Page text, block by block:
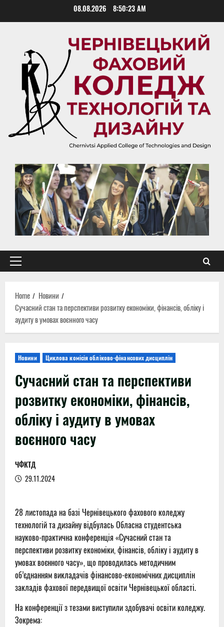
08.08.2026 8:50:23 AM
Primary
Home
Новини
Сучасний стан та перспективи розвитку економіки, фінансів, обліку і
аудиту в умовах воєнного часу
Новини Циклова комісія обліково-фінансових дисциплін
Сучасний стан та перспективи
розвитку економіки, фінансів,
обліку і аудиту в умовах
воєнного часу
ЧФКТД
29.11.2024
28 листопада на базі Чернівецького фахового коледжу
технологій та дизайну відбулась Обласна студентська
науково-практична конференція «Сучасний стан та
перспективи розвитку економіки, фінансів, обліку і аудиту в
умовах воєнного часу», що проводилась методичним
об’єднанням викладачів фінансово-економічних дисциплін
закладів фахової передвищої освіти Чернівецької області.
На конференції з тезами виступили здобувачі освіти коледжу.
Зокрема: